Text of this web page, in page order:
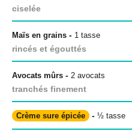
ciselée
Maïs en grains - 1 tasse
rincés et égouttés
Avocats mûrs - 2 avocats
tranchés finement
Crème sure épicée - ½ tasse
Conditions d’utilisation
Copyright © 2026 Bon pour toi.
Tous droits réservés.